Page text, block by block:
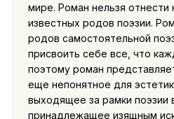
мире. Роман нельзя отнести
известных родов поэзии.
родов самостоятельной
присвоить себе все, что
поэтому роман
еще непонятное для
выходящее за рамки поэзии
принадлежащее изящным